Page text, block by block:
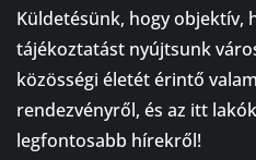
Küldetésünk, hogy objektív,
tájékoztatást nyújtsunk
közösségi életét érintő
rendezvényről, és az itt
legfontosabb hírekről!